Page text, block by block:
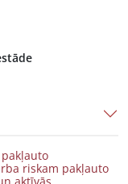
riskam pakļauto